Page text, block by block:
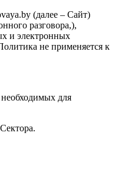
(далее – Сайт)
разговора,),
и электронных
не применяется к
для